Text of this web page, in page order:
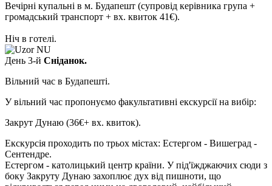
Вечірні купальні в м. Будапешт (супровід керівника група +
громадський транспорт + вх. квиток 41€).
Ніч в готелі.
День 3-й Сніданок.
Вільний час в Будапешті.
У вільний час пропонуємо факультативні екскурсії на вибір:
Закрут Дунаю (36€+ вх. квиток).
Екскурсія проходить по трьох містах: Естергом - Вишеград -
Сентендре.
Естергом - католицький центр країни. У під'їжджаючих сюди з
боку Закруту Дунаю захоплює дух від пишноти, що